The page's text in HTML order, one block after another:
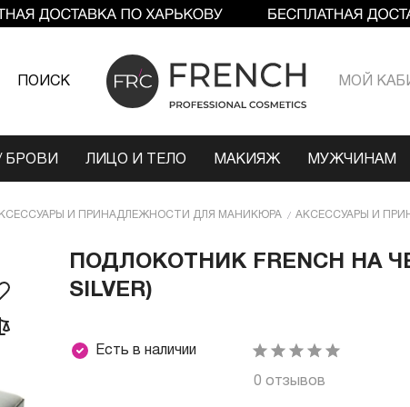
ПОИСК МОЙ
БРОВИ ЛИЦО И ТЕЛО МАКИЯЖ МУЖЧИНАМ
И ПРИНАДЛЕЖНОСТИ ДЛЯ МАНИКЮРА АКСЕССУАРЫ И
ПОДЛОКОТНИК FRENCH НА
SILVER)
Есть в наличии
0 отзывов